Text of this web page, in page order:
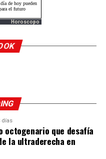
Horoscopo
días
octogenario que desafía
la ultraderecha en